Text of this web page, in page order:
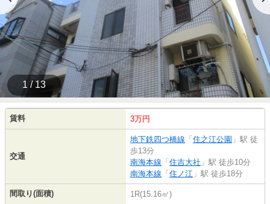
1 / 13
賃料 3万円
交通
地下鉄四つ橋線 「 住之江公園 」駅 徒
歩13分
南海本線 「 住吉大社 」駅 徒歩10分
南海本線 「 住ノ江 」駅 徒歩18分
間取り(面積) 1R(15.16㎡)